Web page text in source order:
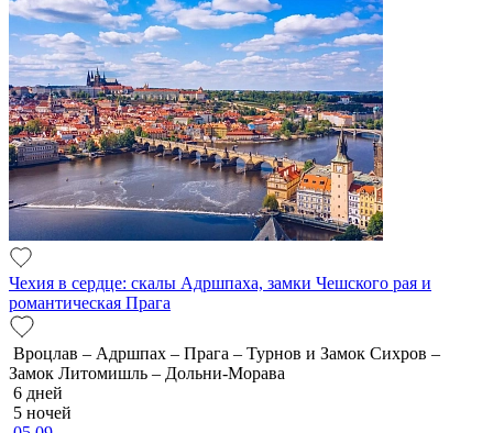
Чехия в сердце: скалы Адршпаха, замки Чешского рая и
романтическая Прага
Вроцлав – Адршпах – Прага – Турнов и Замок Сихров –
Замок Литомишль – Дольни-Морава
6 дней
5 ночей